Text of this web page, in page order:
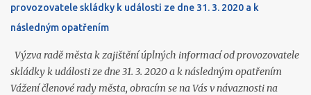
provozovatele skládky k události ze dne 31. 3. 2020 a k
následným opatřením
Výzva radě města k zajištění úplných informací od provozovatele
skládky k události ze dne 31. 3. 2020 a k následným opatřením
Vážení členové rady města, obracím se na Vás v návaznosti na